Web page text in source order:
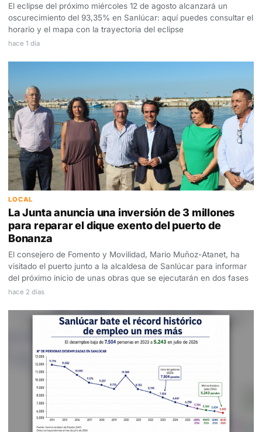
El eclipse del próximo miércoles 12 de agosto alcanzará un
oscurecimiento del 93,35% en Sanlúcar: aquí puedes consultar el
horario y el mapa con la trayectoria del eclipse
hace 1 día
LOCAL
La Junta anuncia una inversión de 3 millones
para reparar el dique exento del puerto de
Bonanza
El consejero de Fomento y Movilidad, Mario Muñoz-Atanet, ha
visitado el puerto junto a la alcaldesa de Sanlúcar para informar
del próximo inicio de unas obras que se ejecutarán en dos fases
hace 2 días